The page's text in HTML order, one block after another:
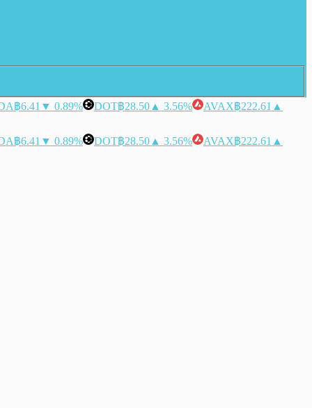
฿6.41 ▼ 0.89% DOT฿28.50 ▲ 3.56% AVAX฿222.61 ▲
฿6.41 ▼ 0.89% DOT฿28.50 ▲ 3.56% AVAX฿222.61 ▲